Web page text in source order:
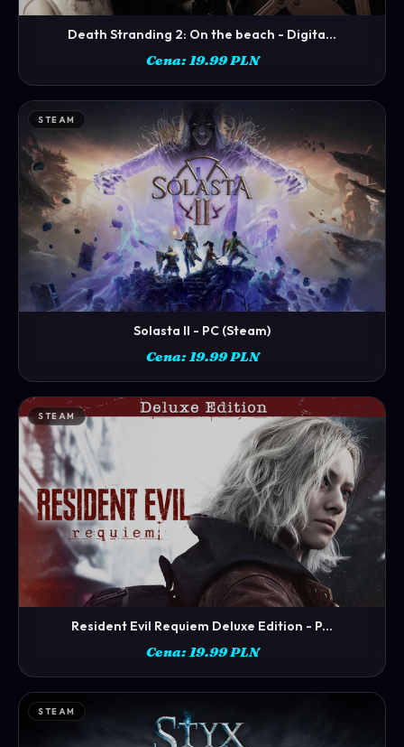
ZOBACZ →
Death Stranding 2: On the beach - Digita...
Cena: 19.99 PLN
STEAM
ZOBACZ →
Solasta II - PC (Steam)
Cena: 19.99 PLN
STEAM
ZOBACZ →
Resident Evil Requiem Deluxe Edition - P...
Cena: 19.99 PLN
STEAM